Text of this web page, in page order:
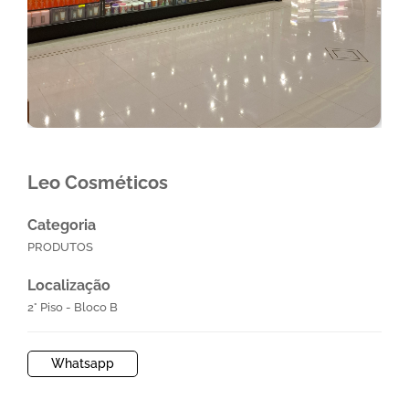
Leo Cosméticos
Categoria
PRODUTOS
Localização
2° Piso - Bloco B
Whatsapp